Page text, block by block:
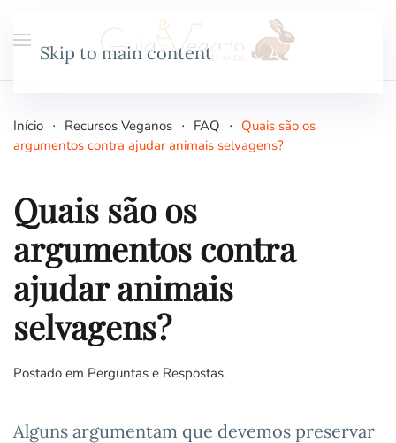
Skip to main content
Início Recursos Veganos FAQ
Quais são os
argumentos contra ajudar animais selvagens?
Quais são os
argumentos contra
ajudar animais
selvagens?
Postado em Perguntas e Respostas.
Alguns argumentam que devemos preservar